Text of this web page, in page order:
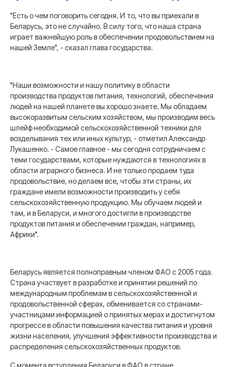
"Есть о чем поговорить сегодня. И то, что вы приехали в
Беларусь, это не случайно. В силу того, что наша страна
играет важнейшую роль в обеспечении продовольствием на
нашей Земле", - сказал глава государства.
"Наши возможности и нашу политику в области
производства продуктов питания, технологий, обеспечения
людей на нашей планете вы хорошо знаете. Мы обладаем
высокоразвитым сельским хозяйством, мы производим весь
шлейф необходимой сельскохозяйственной техники для
возделывания тех или иных культур, - отметил Александр
Лукашенко. - Самое главное - мы сегодня сотрудничаем с
теми государствами, которые нуждаются в технологиях в
области аграрного бизнеса. И не только продаем туда
продовольствие, но делаем все, чтобы эти страны, их
граждане имели возможности производить у себя
сельскохозяйственную продукцию. Мы обучаем людей и
там, и в Беларуси, и многого достигли в производстве
продуктов питания и обеспечении граждан, например,
Африки".
Беларусь является полноправным членом ФАО с 2005 года.
Страна участвует в разработке и принятии решений по
международным проблемам в сельскохозяйственной и
продовольственной сферах, обменивается со странами-
участницами информацией о принятых мерах и достигнутом
прогрессе в области повышения качества питания и уровня
жизни населения, улучшения эффективности производства и
распределения сельскохозяйственных продуктов.
С момента вступления Беларуси в ФАО в стране